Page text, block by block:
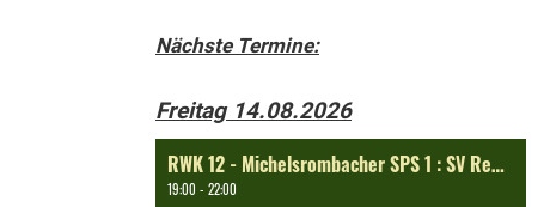
Nächste Termine:
Freitag 14.08.2026
RWK 12 - Michelsrombacher SPS 1 : SV Rengersfeld 1
19:00 - 22:00